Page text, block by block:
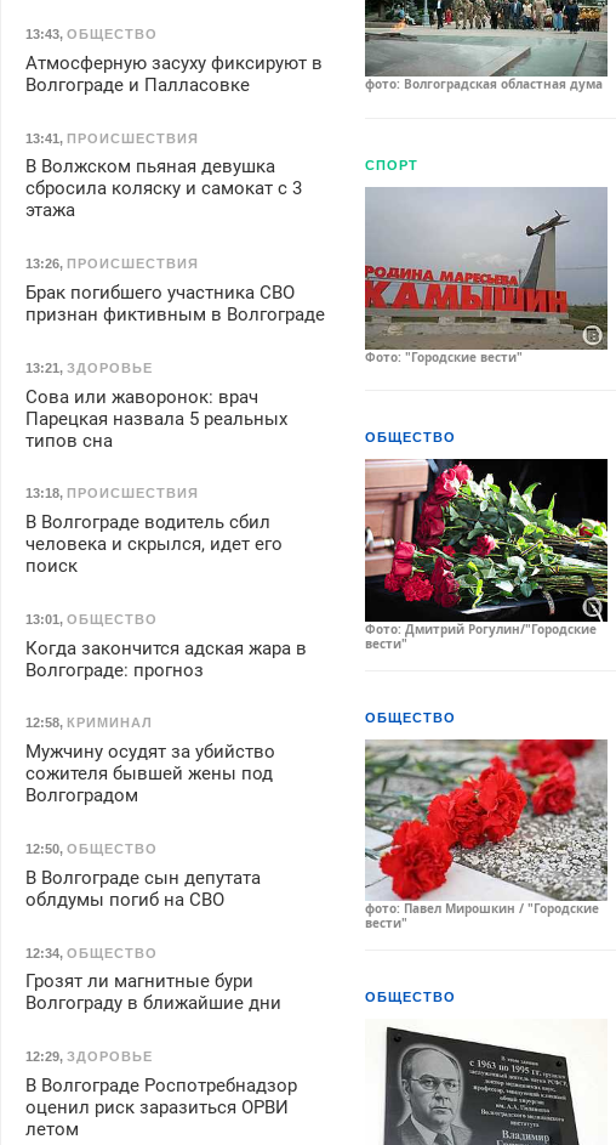
фото: Волгоградская областная дума
СПОРТ
Фото: "Городские вести"
ОБЩЕСТВО
Фото: Дмитрий Рогулин/"Городские
вести"
ОБЩЕСТВО
фото: Павел Мирошкин / "Городские
вести"
ОБЩЕСТВО
13:43, ОБЩЕСТВО
Атмосферную засуху фиксируют в
Волгограде и Палласовке
13:41, ПРОИСШЕСТВИЯ
В Волжском пьяная девушка
сбросила коляску и самокат с 3
этажа
13:26, ПРОИСШЕСТВИЯ
Брак погибшего участника СВО
признан фиктивным в Волгограде
13:21, ЗДОРОВЬЕ
Сова или жаворонок: врач
Парецкая назвала 5 реальных
типов сна
13:18, ПРОИСШЕСТВИЯ
В Волгограде водитель сбил
человека и скрылся, идет его
поиск
13:01, ОБЩЕСТВО
Когда закончится адская жара в
Волгограде: прогноз
12:58, КРИМИНАЛ
Мужчину осудят за убийство
сожителя бывшей жены под
Волгоградом
12:50, ОБЩЕСТВО
В Волгограде сын депутата
облдумы погиб на СВО
12:34, ОБЩЕСТВО
Грозят ли магнитные бури
Волгограду в ближайшие дни
12:29, ЗДОРОВЬЕ
В Волгограде Роспотребнадзор
оценил риск заразиться ОРВИ
летом